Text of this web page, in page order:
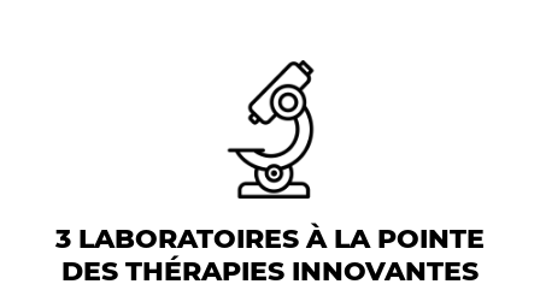
3 LABORATOIRES À LA POINTE
DES THÉRAPIES INNOVANTES